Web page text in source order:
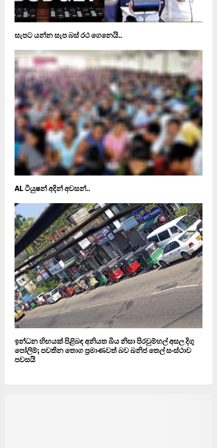
සැපට යන්න සැප බස් රථ ගෙනෙයි..
AL ටියුෂන් අදින් අවසන්..
ඉන්ධන හිඟයක් පිළිබඳ අනියත බිය නිසා පිරවුම්හල් අසල දිගු
පෝලිම්; පවතින තොග ප්‍රමාණවත් බව ඛනිජ තෙල් සංස්ථාව
පවසයි